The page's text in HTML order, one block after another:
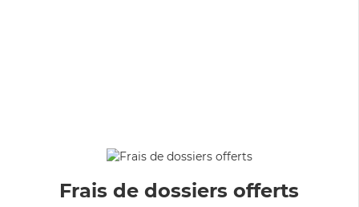
Frais de dossiers offerts